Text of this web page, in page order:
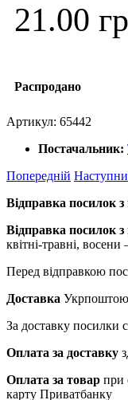
21.00
Распродано
Артикул: 65442
Постачальник:
Попередній
Відправка посилок з
Відправка посилок
квітні-травні, восени
Перед відправкою
Доставка
За доставку посилки
Оплата за доставку
Оплата за товар при
карту Приватбанку